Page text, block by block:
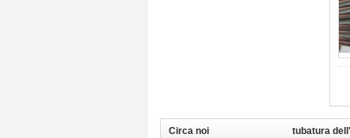
Circa noi tubatura